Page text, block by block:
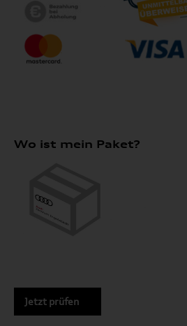
Wo ist mein Paket?
Jetzt prüfen